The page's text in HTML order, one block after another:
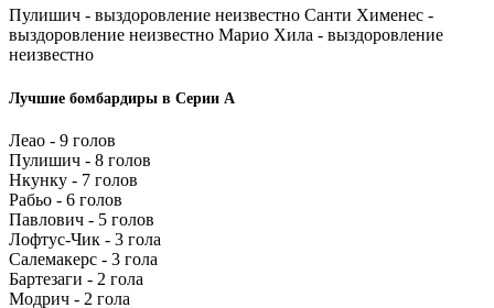
Пулишич - выздоровление неизвестно Санти Хименес -
выздоровление неизвестно Марио Хила - выздоровление
неизвестно
Лучшие бомбардиры в Серии А
Леао - 9 голов
Пулишич - 8 голов
Нкунку - 7 голов
Рабьо - 6 голов
Павлович - 5 голов
Лофтус-Чик - 3 гола
Салемакерс - 3 гола
Бартезаги - 2 гола
Модрич - 2 гола